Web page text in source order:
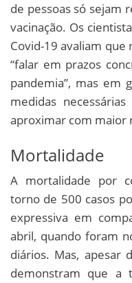
de pessoas só sejam
vacinação. Os
Covid-19 avaliam
“falar em prazos
pandemia”, mas em
medidas
aproximar com maior
Mortalidade
A mortalidade por
torno de 500 casos
expressiva em
abril, quando foram
diários. Mas, apesar
demonstram que a